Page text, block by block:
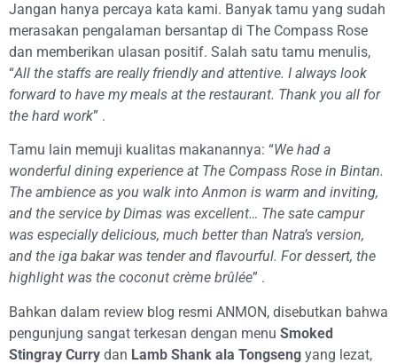
Jangan hanya percaya kata kami. Banyak tamu yang sudah
merasakan pengalaman bersantap di The Compass Rose
dan memberikan ulasan positif. Salah satu tamu menulis,
“All the staffs are really friendly and attentive. I always look
forward to have my meals at the restaurant. Thank you all for
the hard work” .
Tamu lain memuji kualitas makanannya: “We had a
wonderful dining experience at The Compass Rose in Bintan.
The ambience as you walk into Anmon is warm and inviting,
and the service by Dimas was excellent… The sate campur
was especially delicious, much better than Natra’s version,
and the iga bakar was tender and flavourful. For dessert, the
highlight was the coconut crème brûlée” .
Bahkan dalam review blog resmi ANMON, disebutkan bahwa
pengunjung sangat terkesan dengan menu Smoked
Stingray Curry dan Lamb Shank ala Tongseng yang lezat,